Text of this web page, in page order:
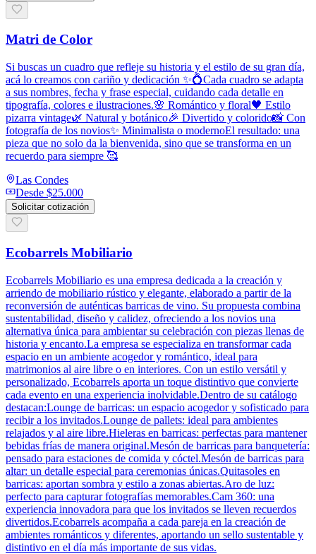
Matri de Color
Si buscas un cuadro que refleje su historia y el estilo de su gran día,
acá lo creamos con cariño y dedicación ✨💍Cada cuadro se adapta
a sus nombres, fecha y frase especial, cuidando cada detalle en
tipografía, colores e ilustraciones.🌸 Romántico y floral🖤 Estilo
pizarra vintage🌿 Natural y botánico🎉 Divertido y colorido📸 Con
fotografía de los novios✨ Minimalista o modernoEl resultado: una
pieza que no solo da la bienvenida, sino que se transforma en un
recuerdo para siempre 🥰
Las Condes
Desde $25.000
Solicitar cotización
Ecobarrels Mobiliario
Ecobarrels Mobiliario es una empresa dedicada a la creación y
arriendo de mobiliario rústico y elegante, elaborado a partir de la
reconversión de auténticas barricas de vino. Su propuesta combina
sustentabilidad, diseño y calidez, ofreciendo a los novios una
alternativa única para ambientar su celebración con piezas llenas de
historia y encanto.La empresa se especializa en transformar cada
espacio en un ambiente acogedor y romántico, ideal para
matrimonios al aire libre o en interiores. Con un estilo versátil y
personalizado, Ecobarrels aporta un toque distintivo que convierte
cada evento en una experiencia inolvidable.Dentro de su catálogo
destacan:Lounge de barricas: un espacio acogedor y sofisticado para
recibir a los invitados.Lounge de pallets: ideal para ambientes
relajados y al aire libre.Hieleras en barricas: perfectas para mantener
bebidas frías de manera original.Mesón de barricas para banquetería:
pensado para estaciones de comida y cóctel.Mesón de barricas para
altar: un detalle especial para ceremonias únicas.Quitasoles en
barricas: aportan sombra y estilo a zonas abiertas.Aro de luz:
perfecto para capturar fotografías memorables.Cam 360: una
experiencia innovadora para que los invitados se lleven recuerdos
divertidos.Ecobarrels acompaña a cada pareja en la creación de
ambientes románticos y diferentes, aportando un sello sustentable y
distintivo en el día más importante de sus vidas.